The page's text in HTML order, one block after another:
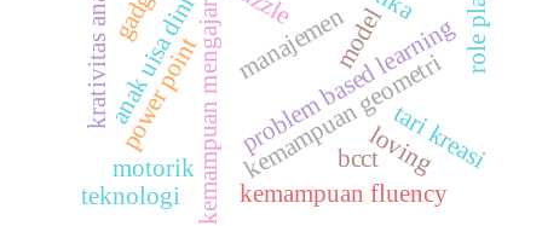
problem based learning
kemampuan mengajar k
e
m
a
m
p
u
a
n
g
e
o
m
e
t
r
i
anak uisa dini
kemampuan fluency
manajemenmodel
bcct
power point tari kreasi
motorik
teknologi
krativitas anak
loving